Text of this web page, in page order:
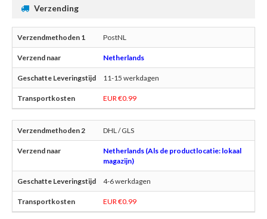
Verzending
PostNL
Netherlands
11-15 werkdagen
EUR €0.99
DHL / GLS
Netherlands (Als de productlocatie: lokaal
magazijn)
4-6 werkdagen
EUR €0.99